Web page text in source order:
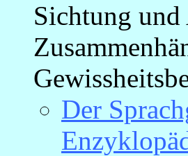
Sichtung und
Der